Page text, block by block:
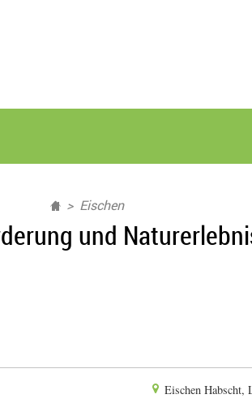
Eischen
und
Eischen Habscht,